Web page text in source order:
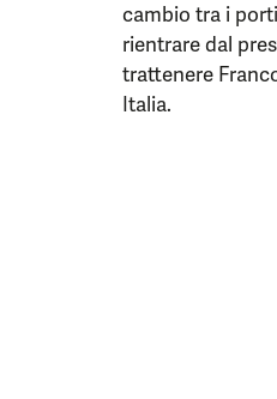
cambio tra i
rientrare dal
trattenere
Italia.